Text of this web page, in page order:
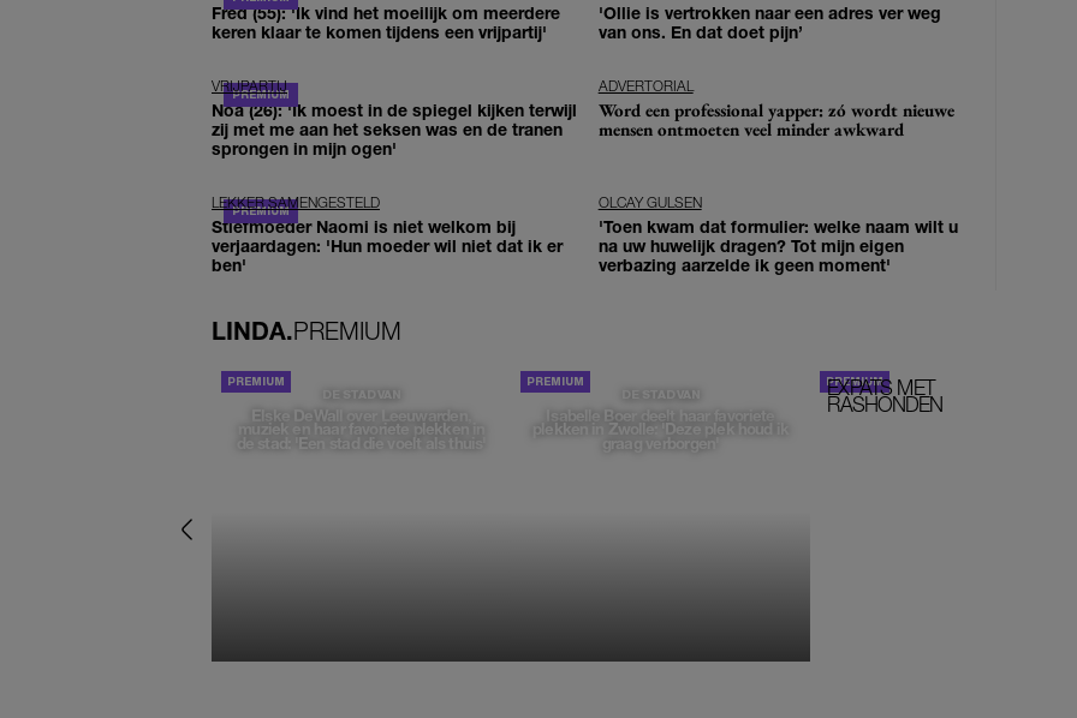
Fred (55): 'Ik vind het moeilijk om meerdere
keren klaar te komen tijdens een vrijpartij'
'Ollie is vertrokken naar een adres ver weg
van ons. En dat doet pijn’
VRIJPARTIJ
Noa (26): 'Ik moest in de spiegel kijken terwijl
zij met me aan het seksen was en de tranen
sprongen in mijn ogen'
ADVERTORIAL
Word een professional yapper: zó wordt nieuwe
mensen ontmoeten veel minder awkward
LEKKER SAMENGESTELD
Stiefmoeder Naomi is niet welkom bij
verjaardagen: 'Hun moeder wil niet dat ik er
ben'
OLCAY GULSEN
'Toen kwam dat formulier: welke naam wilt u
na uw huwelijk dragen? Tot mijn eigen
verbazing aarzelde ik geen moment'
LINDA.PREMIUM
DE STAD VAN
Elske DeWall over Leeuwarden,
muziek en haar favoriete plekken in
de stad: 'Een stad die voelt als thuis'
DE STAD VAN
Isabelle Boer deelt haar favoriete
plekken in Zwolle: 'Deze plek houd ik
graag verborgen'
EXPATS MET
RASHONDEN